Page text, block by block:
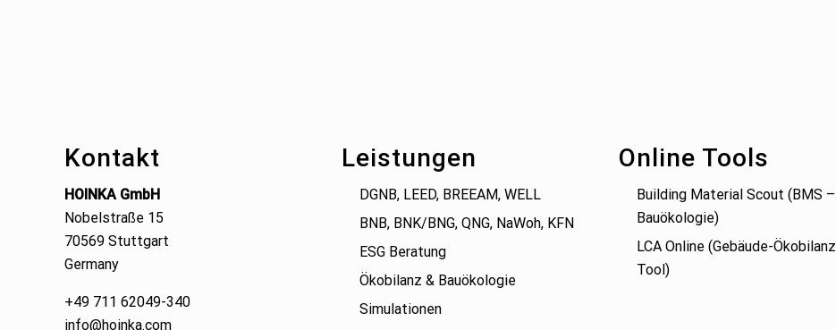
Kontakt
HOINKA GmbH
Nobelstraße 15
70569 Stuttgart
Germany
+49 711 62049-340
info@hoinka.com
Leistungen
DGNB, LEED, BREEAM, WELL
BNB, BNK/BNG, QNG, NaWoh, KFN
ESG Beratung
Ökobilanz & Bauökologie
Simulationen
Online Tools
Building Material Scout (BMS –
Bauökologie)
LCA Online (Gebäude-Ökobilanz
Tool)